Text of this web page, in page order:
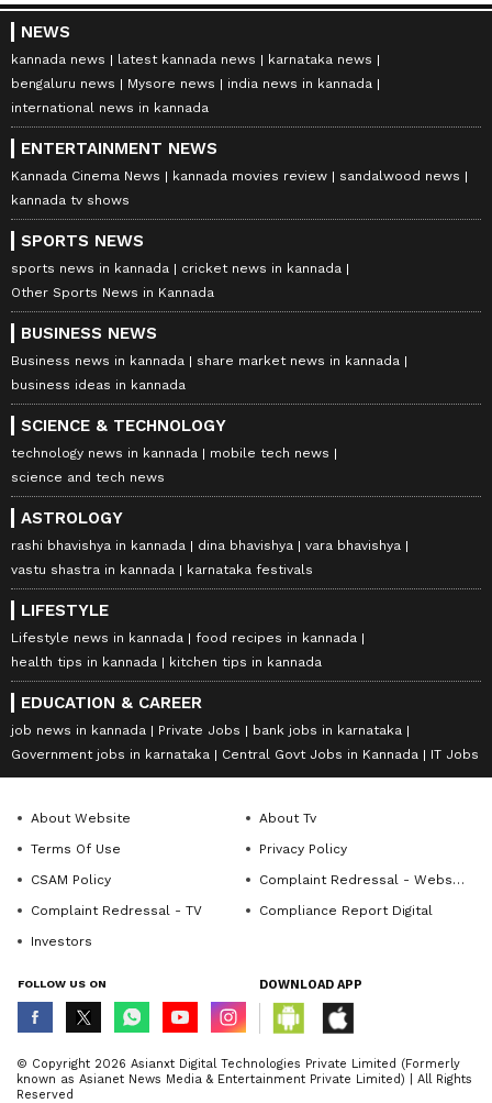
NEWS
kannada news latest kannada news
karnataka news
bengaluru news
Mysore news
india news in kannada
international news in kannada
ENTERTAINMENT NEWS
Kannada Cinema News kannada movies review
sandalwood news
kannada tv shows
SPORTS NEWS
sports news in kannada
cricket news in kannada
Other Sports News in Kannada
BUSINESS NEWS
Business news in kannada
share market news in kannada
business ideas in kannada
SCIENCE & TECHNOLOGY
technology news in kannada
mobile tech news
science and tech news
ASTROLOGY
rashi bhavishya in kannada dina bhavishya
vara bhavishya
vastu shastra in kannada
karnataka festivals
LIFESTYLE
Lifestyle news in kannada
food recipes in kannada
health tips in kannada
kitchen tips in kannada
EDUCATION & CAREER
job news in kannada Private Jobs
bank jobs in karnataka
Government jobs in karnataka
Central Govt Jobs in Kannada IT Jobs
About Website
About Tv
Terms Of Use
Privacy Policy
CSAM Policy
Complaint Redressal - Website
Complaint Redressal - TV
Compliance Report Digital
Investors
FOLLOW US ON DOWNLOAD APP
© Copyright 2026 Asianxt Digital Technologies Private Limited (Formerly
known as Asianet News Media & Entertainment Private Limited) | All Rights
Reserved